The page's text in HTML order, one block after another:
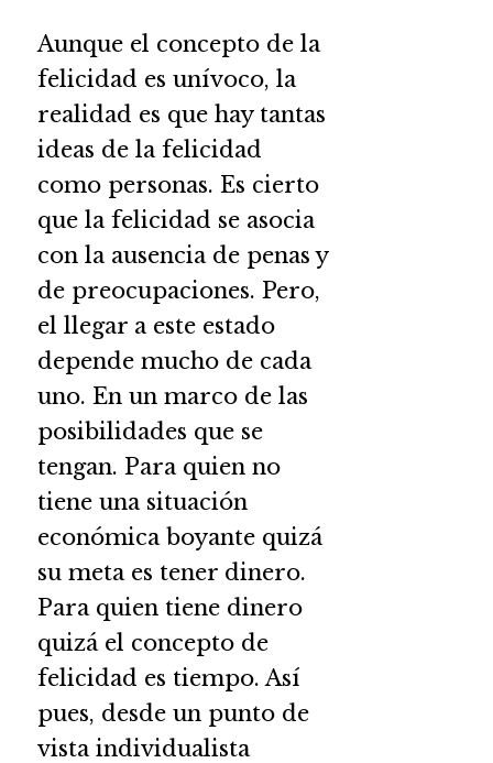
Aunque el concepto de la
felicidad es unívoco, la
realidad es que hay tantas
ideas de la felicidad
como personas. Es cierto
que la felicidad se asocia
con la ausencia de penas y
de preocupaciones. Pero,
el llegar a este estado
depende mucho de cada
uno. En un marco de las
posibilidades que se
tengan. Para quien no
tiene una situación
económica boyante quizá
su meta es tener dinero.
Para quien tiene dinero
quizá el concepto de
felicidad es tiempo. Así
pues, desde un punto de
vista individualista